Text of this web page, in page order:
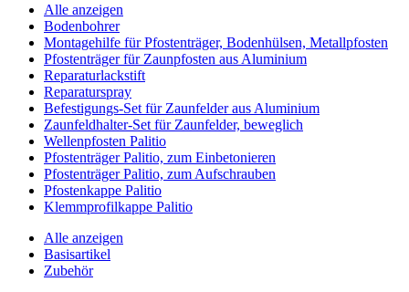
Alle anzeigen
Bodenbohrer
Montagehilfe für Pfostenträger, Bodenhülsen, Metallpfosten
Pfostenträger für Zaunpfosten aus Aluminium
Reparaturlackstift
Reparaturspray
Befestigungs-Set für Zaunfelder aus Aluminium
Zaunfeldhalter-Set für Zaunfelder, beweglich
Wellenpfosten Palitio
Pfostenträger Palitio, zum Einbetonieren
Pfostenträger Palitio, zum Aufschrauben
Pfostenkappe Palitio
Klemmprofilkappe Palitio
Alle anzeigen
Basisartikel
Zubehör